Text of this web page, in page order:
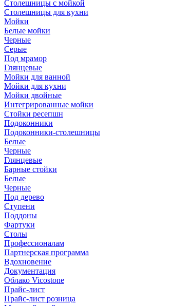
Столешницы с мойкой
Столешницы для кухни
Мойки
Белые мойки
Черные
Серые
Под мрамор
Глянцевые
Мойки для ванной
Мойки для кухни
Мойки двойные
Интегрированные мойки
Стойки ресепшн
Подоконники
Подоконники-столешницы
Белые
Черные
Глянцевые
Барные стойки
Белые
Черные
Под дерево
Ступени
Поддоны
Фартуки
Столы
Профессионалам
Партнерская программа
Вдохновение
Документация
Облако Vicostone
Прайс-лист
Прайс-лист розница